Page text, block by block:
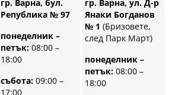
гр. Варна, бул.
Република № 97
понеделник –
петък:08:00 –
18:00
събота:09:00 –
17:00
гр. Варна, ул. Д-р
Янаки Богданов
№ 1 (Бризовете,
след Парк Март)
понеделник –
петък: 08:00 –
18:00